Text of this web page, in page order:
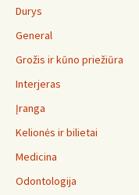
Durys
General
Grožis ir kūno priežiūra
Interjeras
Įranga
Kelionės ir bilietai
Medicina
Odontologija